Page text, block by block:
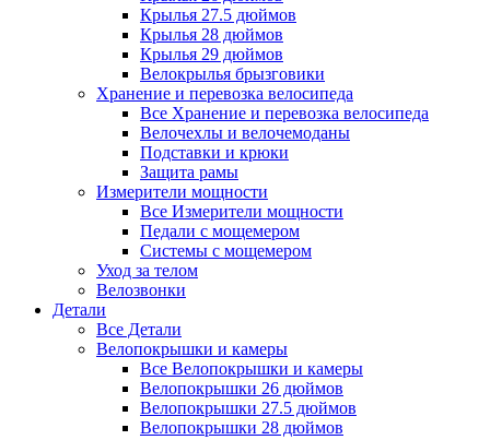
Крылья 27.5 дюймов
Крылья 28 дюймов
Крылья 29 дюймов
Велокрылья брызговики
Хранение и перевозка велосипеда
Все Хранение и перевозка велосипеда
Велочехлы и велочемоданы
Подставки и крюки
Защита рамы
Измерители мощности
Все Измерители мощности
Педали с мощемером
Системы с мощемером
Уход за телом
Велозвонки
Детали
Все Детали
Велопокрышки и камеры
Все Велопокрышки и камеры
Велопокрышки 26 дюймов
Велопокрышки 27.5 дюймов
Велопокрышки 28 дюймов